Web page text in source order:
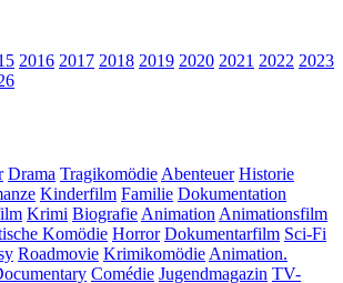
2016 2017 2018 2019 2020 2021 2022 2023
Drama Tragikomödie Abenteuer Historie
Kinderfilm Familie Dokumentation
Krimi Biografie Animation Animationsfilm
Komödie Horror Dokumentarfilm Sci-Fi
Roadmovie Krimikomödie Animation.
Comédie Jugendmagazin TV-